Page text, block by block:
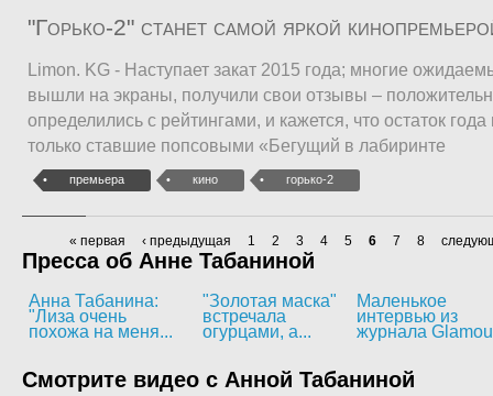
"Горько-2" станет самой яркой
Limon. KG - Наступает закат 2015 года; многие
вышли на экраны, получили свои отзывы –
определились с рейтингами, и кажется, что остаток
только ставшие попсовыми «Бегущий в лабиринте
премьера кино горько-2
« первая ‹ предыдущая 1 2 3 4 5 6 7 8
Пресса об Анне Табаниной
Анна Табанина:
"Лиза очень
похожа на меня...
"Золотая маска"
встречала
огурцами, а...
Маленькое
интервью из
журнала
Смотрите видео с Анной Табаниной